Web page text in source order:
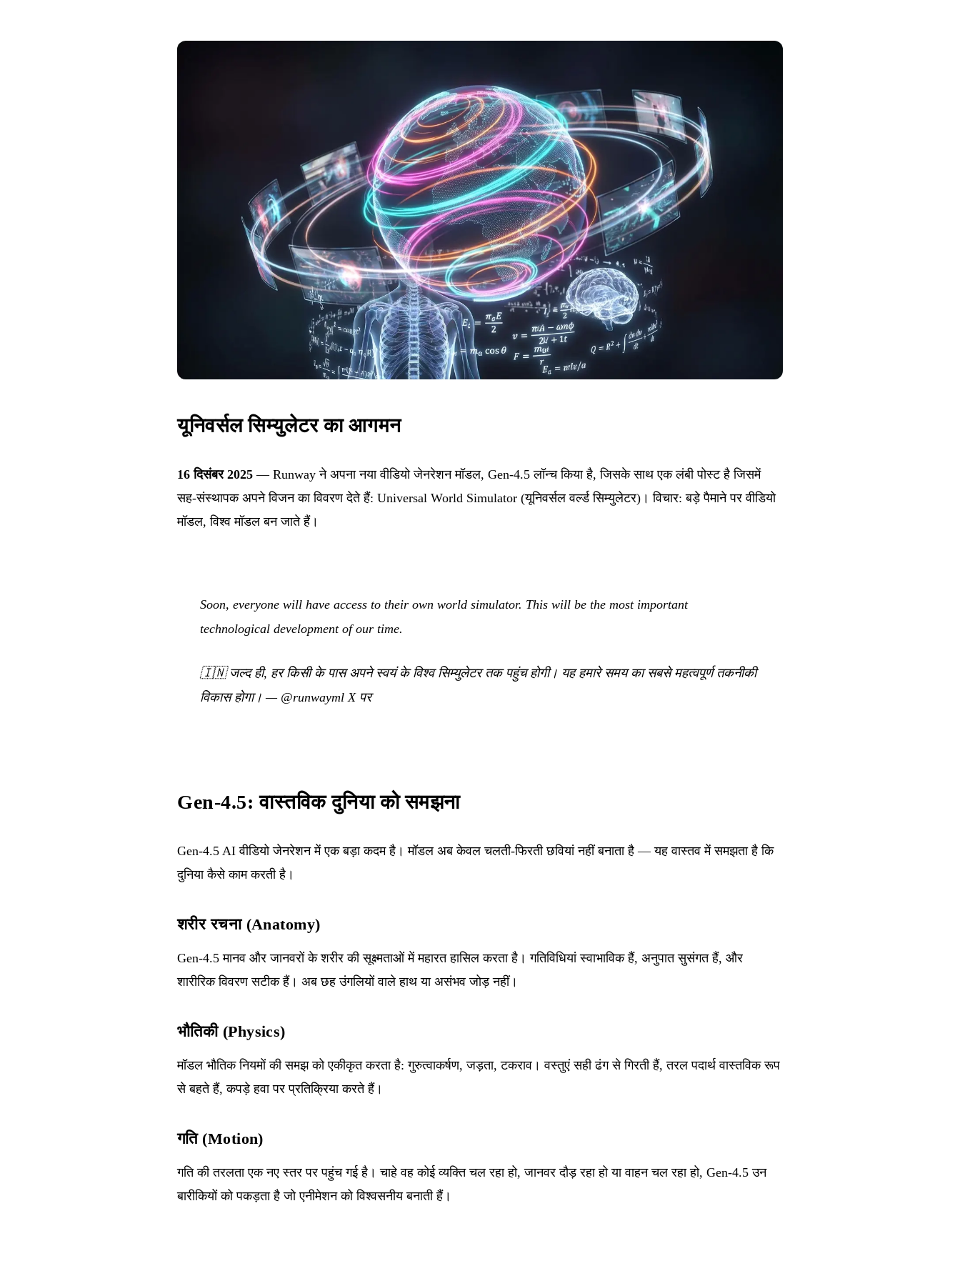
यूनिवर्सल सिम्युलेटर का आगमन
16 दिसंबर 2025 — Runway ने अपना नया वीडियो जेनरेशन मॉडल, Gen-4.5 लॉन्च किया है, जिसके साथ एक लंबी पोस्ट है जिसमें
सह-संस्थापक अपने विजन का विवरण देते हैं: Universal World Simulator (यूनिवर्सल वर्ल्ड सिम्युलेटर)। विचार: बड़े पैमाने पर वीडियो
मॉडल, विश्व मॉडल बन जाते हैं।
Soon, everyone will have access to their own world simulator. This will be the most important
technological development of our time.
🇮🇳जल्द ही, हर किसी के पास अपने स्वयं के विश्व सिम्युलेटर तक पहुंच होगी। यह हमारे समय का सबसे महत्वपूर्ण तकनीकी
विकास होगा। — @runwayml X पर
Gen-4.5: वास्तविक दुनिया को समझना
Gen-4.5 AI वीडियो जेनरेशन में एक बड़ा कदम है। मॉडल अब केवल चलती-फिरती छवियां नहीं बनाता है — यह वास्तव में समझता है कि
दुनिया कैसे काम करती है।
शरीर रचना (Anatomy)
Gen-4.5 मानव और जानवरों के शरीर की सूक्ष्मताओं में महारत हासिल करता है। गतिविधियां स्वाभाविक हैं, अनुपात सुसंगत हैं, और
शारीरिक विवरण सटीक हैं। अब छह उंगलियों वाले हाथ या असंभव जोड़ नहीं।
भौतिकी (Physics)
मॉडल भौतिक नियमों की समझ को एकीकृत करता है: गुरुत्वाकर्षण, जड़ता, टकराव। वस्तुएं सही ढंग से गिरती हैं, तरल पदार्थ वास्तविक रूप
से बहते हैं, कपड़े हवा पर प्रतिक्रिया करते हैं।
गति (Motion)
गति की तरलता एक नए स्तर पर पहुंच गई है। चाहे वह कोई व्यक्ति चल रहा हो, जानवर दौड़ रहा हो या वाहन चल रहा हो, Gen-4.5 उन
बारीकियों को पकड़ता है जो एनीमेशन को विश्वसनीय बनाती हैं।